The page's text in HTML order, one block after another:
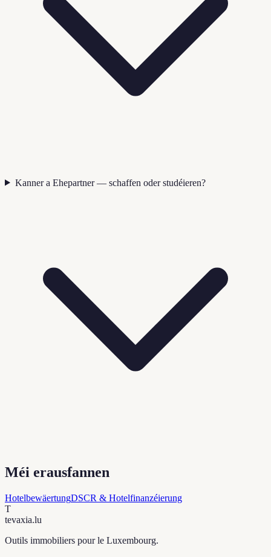
Kanner a Ehepartner — schaffen oder studéieren?
Méi erausfannen
HotelbewäertungDSCR & Hotelfinanzéierung
T
tevaxia.lu
Outils immobiliers pour le Luxembourg.